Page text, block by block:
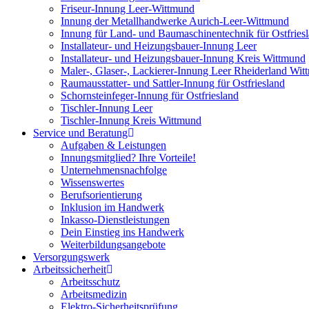
Friseur-Innung Leer-Wittmund
Innung der Metallhandwerke Aurich-Leer-Wittmund
Innung für Land- und Baumaschinentechnik für
Installateur- und Heizungsbauer-Innung Leer
Installateur- und Heizungsbauer-Innung Kreis Wittmund
Maler-, Glaser-, Lackierer-Innung Leer Rheiderland
Raumausstatter- und Sattler-Innung für Ostfriesland
Schornsteinfeger-Innung für Ostfriesland
Tischler-Innung Leer
Tischler-Innung Kreis Wittmund
Service und Beratung
Aufgaben & Leistungen
Innungsmitglied? Ihre Vorteile!
Unternehmensnachfolge
Wissenswertes
Berufsorientierung
Inklusion im Handwerk
Inkasso-Dienstleistungen
Dein Einstieg ins Handwerk
Weiterbildungsangebote
Versorgungswerk
Arbeitssicherheit
Arbeitsschutz
Arbeitsmedizin
Elektro-Sicherheitsprüfung